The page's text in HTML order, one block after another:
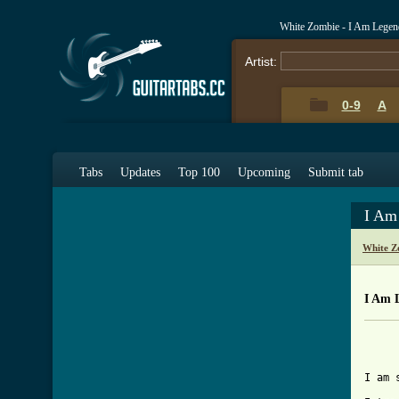
White Zombie - I Am
Artist:
0-9 A
Tabs Updates Top 100 Upcoming Submit tab
I Am
White
I Am
I AM LEGEND
                            White Zombie

I am sick of shitty versions of this song and maybe you are too if you're viewing this. So I did it myself. Here goes....

Intro
approx. 10 seconds of effects

clean w/ fingers
|------3----------3-----------|--------------2---------|
|---------(0)--------------0--|-----0----------------0-|
|--2-------0---------0-----0--|--------0--------0----0-|
|--------------0--------2-----|--1--------1-------1----|
|-----------------------------|------------------------|
|-(0)-------------------------|------------------------|

|----------------------0--|-------------0--------|----3------3-----3-|
|-------------3-------(3)-|-3-----3--------3-----|------0------0--(0)|
|----0-----------0--------|---(0)---0---------0--|--------2------2---|
|-------2-----------2-----|----2------2----------|--2----------------|
|-3--------3--------------|----------------------|-------------------|
|-------------------------|----------------------|-(0)---------------|


|----2------2-----0--|----------0-------0-|------------2-----------|
|------0------0---0--|----3-------3-----0-|----3----------3--------|
|--------0------0----|------3--------2----|-------4-------4--------|
|-0------------------|--------2-----------|----------4-------4-----|
|(0)-----------------|-